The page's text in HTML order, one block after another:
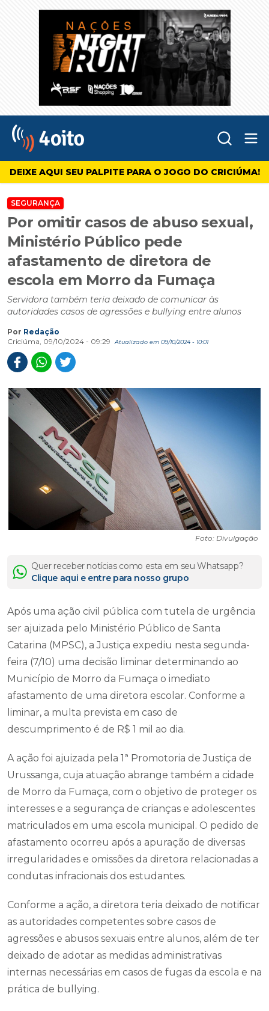
4oito
DEIXE AQUI SEU PALPITE PARA O JOGO DO CRICIÚMA!
SEGURANÇA
Por omitir casos de abuso sexual,
Ministério Público pede
afastamento de diretora de
escola em Morro da Fumaça
Servidora também teria deixado de comunicar às
autoridades casos de agressões e bullying entre alunos
Por Redação
Criciúma, 09/10/2024 - 09:29
Atualizado em 09/10/2024 - 10:01
Foto: Divulgação
Quer receber notícias como esta em seu Whatsapp?
Clique aqui e entre para nosso grupo
Após uma ação civil pública com tutela de urgência
ser ajuizada pelo Ministério Público de Santa
Catarina (MPSC), a Justiça expediu nesta segunda-
feira (7/10) uma decisão liminar determinando ao
Município de Morro da Fumaça o imediato
afastamento de uma diretora escolar. Conforme a
liminar, a multa prevista em caso de
descumprimento é de R$ 1 mil ao dia.
A ação foi ajuizada pela 1ª Promotoria de Justiça de
Urussanga, cuja atuação abrange também a cidade
de Morro da Fumaça, com o objetivo de proteger os
interesses e a segurança de crianças e adolescentes
matriculados em uma escola municipal. O pedido de
afastamento ocorreu após a apuração de diversas
irregularidades e omissões da diretora relacionadas a
condutas infracionais dos estudantes.
Conforme a ação, a diretora teria deixado de notificar
as autoridades competentes sobre casos de
agressões e abusos sexuais entre alunos, além de ter
deixado de adotar as medidas administrativas
internas necessárias em casos de fugas da escola e na
prática de bullying.